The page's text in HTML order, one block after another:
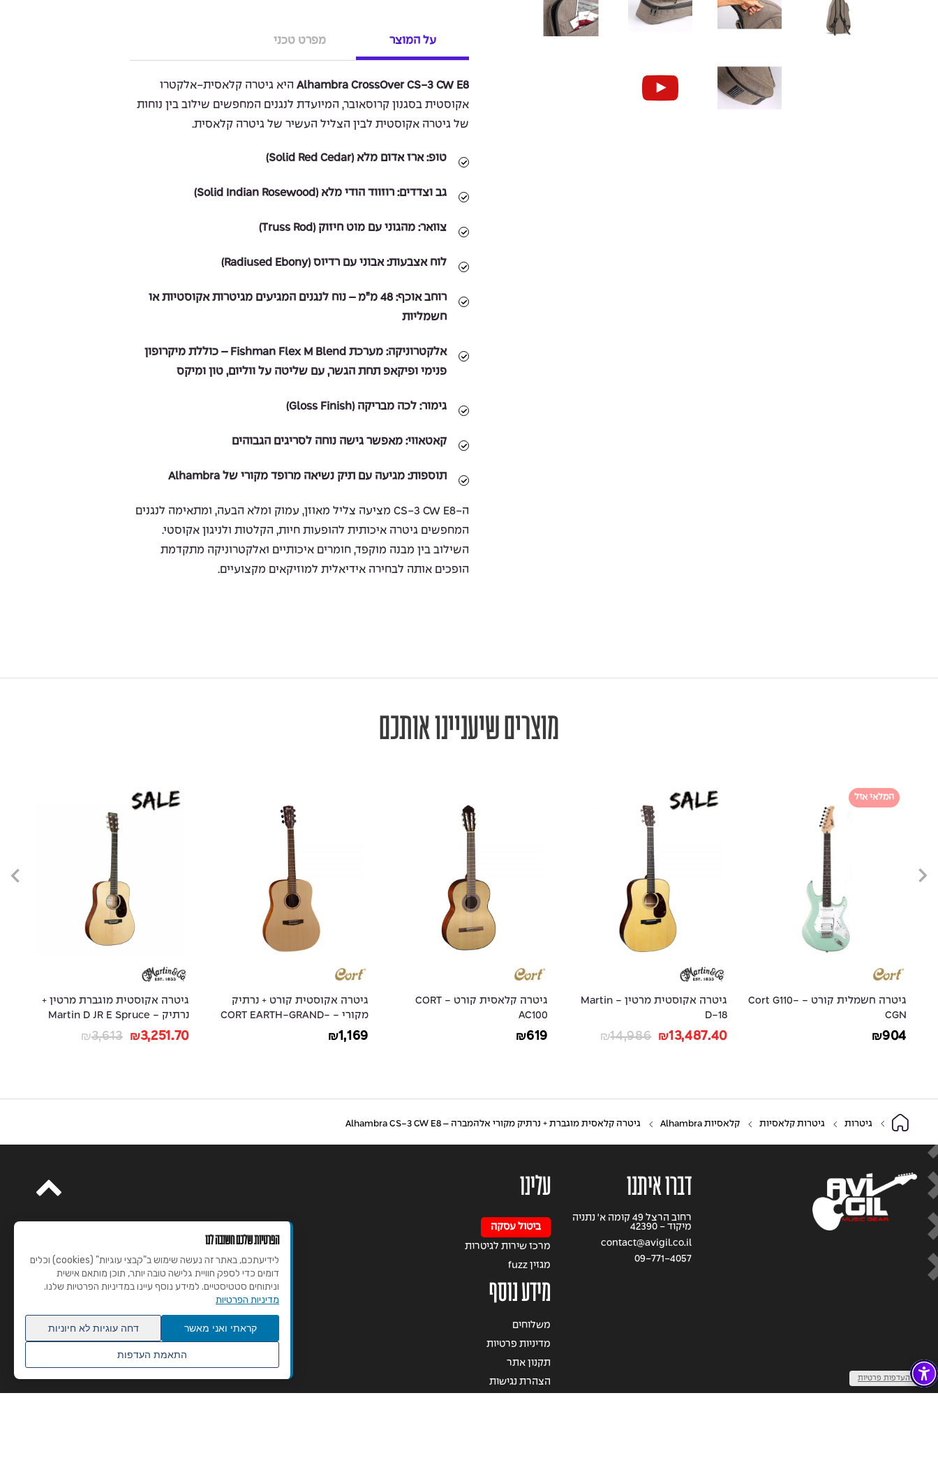
על המוצר מפרט טכני
Alhambra CrossOver CS-3 CW E8 היא גיטרה קלאסית-אלקטרו
אקוסטית בסגנון קרוסאובר, המיועדת לנגנים המחפשים שילוב בין נוחות
של גיטרה אקוסטית לבין הצליל העשיר של גיטרה קלאסית.
טופ: ארז אדום מלא (Solid Red Cedar)
גב וצדדים: רוזווד הודי מלא (Solid Indian Rosewood)
צוואר: מהגוני עם מוט חיזוק (Truss Rod)
לוח אצבעות: אבוני עם רדיוס (Radiused Ebony)
רוחב אוכף:
48 מ”מ – נוח לנגנים המגיעים מגיטרות אקוסטיות או
חשמליות
אלקטרוניקה:
מערכת Fishman Flex M Blend – כוללת מיקרופון
פנימי ופיקאפ תחת הגשר, עם שליטה על ווליום, טון ומיקס
גימור: לכה מבריקה (Gloss Finish)
קאטאווי: מאפשר גישה נוחה לסריגים הגבוהים
תוספות: מגיעה עם תיק נשיאה מרופד מקורי של Alhambra
ה-CS-3 CW E8 מציעה צליל מאוזן, עמוק ומלא הבעה, ומתאימה לנגנים
המחפשים גיטרה איכותית להופעות חיות, הקלטות ולניגון אקוסטי.
השילוב בין מבנה מוקפד, חומרים איכותיים ואלקטרוניקה מתקדמת
הופכים אותה לבחירה אידיאלית למוזיקאים מקצועיים.
מוצרים שיעניינו אותכם
גיטרה חשמלית קורט - Cort G110-
גיטרה אקוסטית מרטין - Martin
₪14,986
גיטרה קלאסית קורט - CORT
₪619
גיטרה אקוסטית קורט + נרתיק
מקורי - CORT EARTH-GRAND-
גיטרה אקוסטית מוגברת מרטין +
נרתיק - Martin D JR E Spruce
₪ 3,613
HD-28
16,279.20
גיטרות גיטרות קלאסיות קלאסיות Alhambra גיטרה קלאסית מוגברת + נרתיק מקורי אלהמברה – Alhambra CS-3 CW E8
דברו איתנו
רחוב הרצל 49 קומה א' נתניה
מיקוד - 42390
contact@avigil.co.il
09-771-4057
עלינו
ביטול עסקה
מרכז שירות לגיטרות
מגזין fuzz
מידע נוסף
משלוחים
מדיניות פרטיות
תקנון אתר
הצהרת נגישות
הפרטיות שלכם חשובה לנו
לידיעתכם, באתר זה נעשה שימוש ב"קבצי עוגיות" (cookies) וכלים
דומים כדי לספק חוויית גלישה טובה יותר, תוכן מותאם אישית
וניתוחים סטטיסטיים. למידע נוסף עיינו במדיניות הפרטיות שלנו.
מדיניות הפרטיות
קראתי ואני מאשר דחה עוגיות לא חיוניות
התאמת העדפות
שנו העדפות פרטיות